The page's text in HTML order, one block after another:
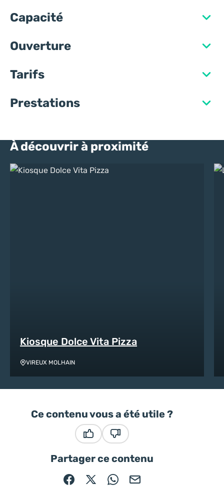
Capacité
Ouverture
Tarifs
Prestations
À découvrir à proximité
Kiosque Dolce Vita Pizza
VIREUX MOLHAIN
Kiosque Dolce Vita Pizza
Ce contenu vous a été utile ?
Partager ce contenu
Partager sur Facebook (nouvelle fenêtre)
Partager sur X / Twitter (nouvelle
Partager sur WhatsApp
Partager par mail